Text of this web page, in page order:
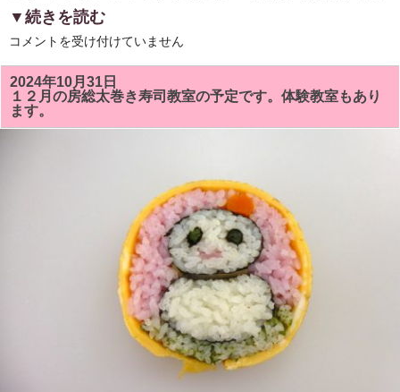
放
さ
て
い
る
「梅
の
花」
▼続きを読む
「TOPPAN
式
会
社」
の
運
営
コメントを受け付けていません
2024年10月31日
１２月の房総太巻き寿司教室の予定です。体験教室もあり
ます。